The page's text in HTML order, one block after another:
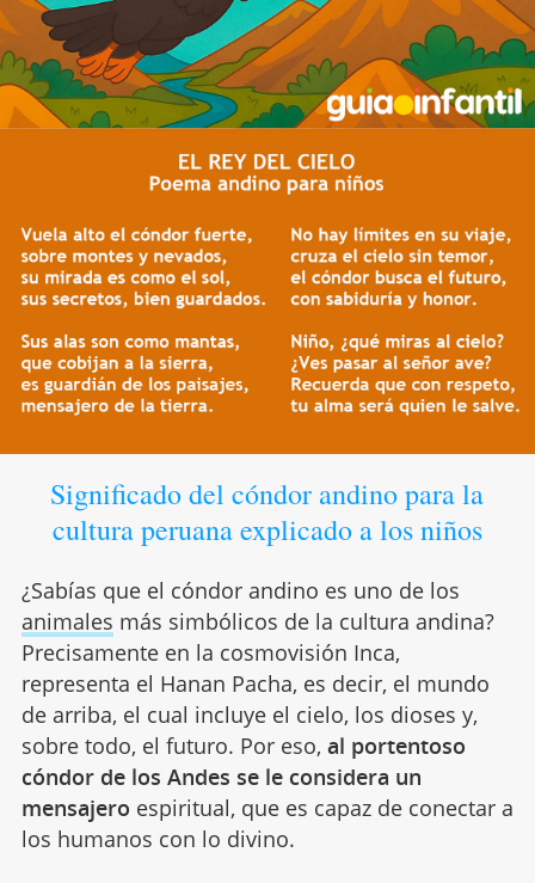
Significado del cóndor andino para la
cultura peruana explicado a los niños
¿Sabías que el cóndor andino es uno de los
animales más simbólicos de la cultura andina?
Precisamente en la cosmovisión Inca,
representa el Hanan Pacha, es decir, el mundo
de arriba, el cual incluye el cielo, los dioses y,
sobre todo, el futuro. Por eso, al portentoso
cóndor de los Andes se le considera un
mensajero espiritual, que es capaz de conectar a
los humanos con lo divino.